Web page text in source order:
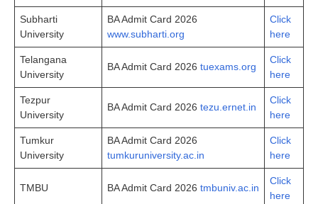
Subharti
University
BA Admit Card 2026
www.subharti.org
Click
here
Telangana
University
BA Admit Card 2026 tuexams.org
Click
here
Tezpur
University
BA Admit Card 2026 tezu.ernet.in
Click
here
Tumkur
University
BA Admit Card 2026
tumkuruniversity.ac.in
Click
here
TMBU BA Admit Card 2026 tmbuniv.ac.in
Click
here